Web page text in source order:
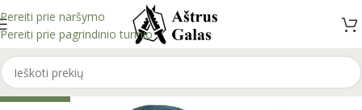
Pereiti prie naršymo
Pereiti prie pagrindinio turinio